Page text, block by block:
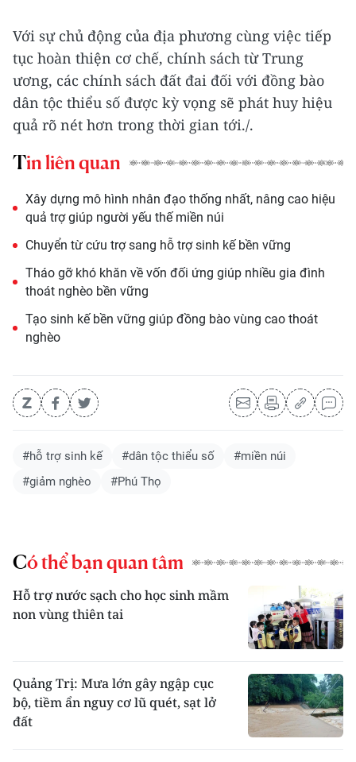
Với sự chủ động của địa phương cùng việc tiếp
tục hoàn thiện cơ chế, chính sách từ Trung
ương, các chính sách đất đai đối với đồng bào
dân tộc thiểu số được kỳ vọng sẽ phát huy hiệu
quả rõ nét hơn trong thời gian tới./.
Tin liên quan
Xây dựng mô hình nhân đạo thống nhất, nâng cao hiệu
quả trợ giúp người yếu thế miền núi
Chuyển từ cứu trợ sang hỗ trợ sinh kế bền vững
Tháo gỡ khó khăn về vốn đối ứng giúp nhiều gia đình
thoát nghèo bền vững
Tạo sinh kế bền vững giúp đồng bào vùng cao thoát
nghèo
#hỗ trợ sinh kế #dân tộc thiểu số
#miền núi
#giảm nghèo
#Phú Thọ
Có thể bạn quan tâm
Hỗ trợ nước sạch cho học sinh mầm
non vùng thiên tai
Quảng Trị: Mưa lớn gây ngập cục
bộ, tiềm ẩn nguy cơ lũ quét, sạt lở
đất